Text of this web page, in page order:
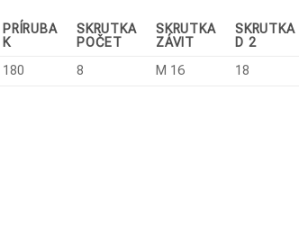
PRÍRUBA
K
SKRUTKA
POČET
SKRUTKA
ZÁVIT
SKRUTKA
D 2
180 8 M 16 18